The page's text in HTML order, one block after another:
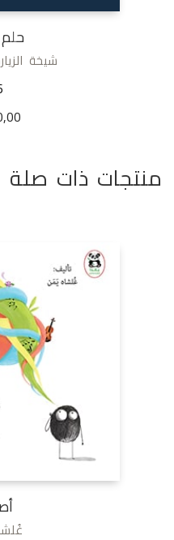
شيخة
منتجات ذات صلة